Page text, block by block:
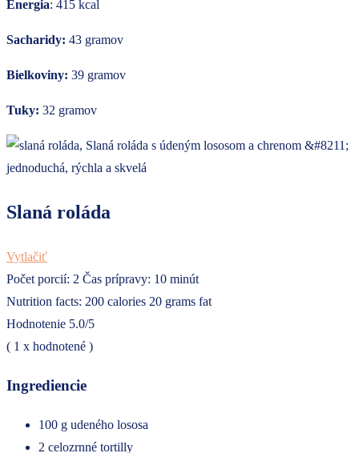
Energia: 415 kcal
Sacharidy: 43 gramov
Bielkoviny: 39 gramov
Tuky: 32 gramov
Slaná roláda
Vytlačiť
Počet porcií: 2 Čas prípravy: 10 minút
Nutrition facts: 200 calories 20 grams fat
Hodnotenie 5.0/5
( 1 x hodnotené )
Ingrediencie
100 g udeného lososa
2 celozrnné tortilly